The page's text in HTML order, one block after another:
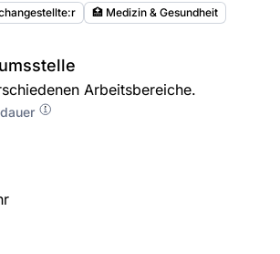
🏥 Medizin & Gesundheit
Arbeitsbereiche.